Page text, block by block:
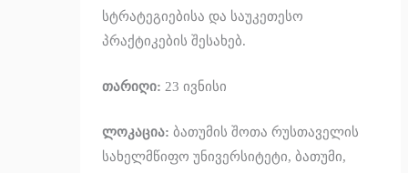
სტრატეგიებისა და საუკეთესო
პრაქტიკების შესახებ.
თარიღი: 23 ივნისი
ლოკაცია: ბათუმის შოთა რუსთაველის
სახელმწიფო უნივერსიტეტი,ბათუმი,